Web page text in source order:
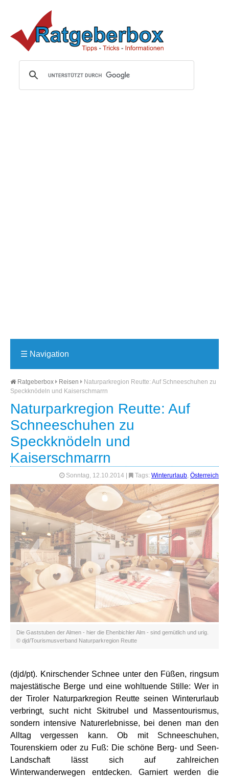
☰ Navigation
Ratgeberbox Reisen
Naturparkregion Reutte: Auf Schneeschuhen zu
Speckknödeln und Kaiserschmarrn
Naturparkregion Reutte: Auf
Schneeschuhen zu
Speckknödeln und
Kaiserschmarrn
Sonntag, 12.10.2014 Tags: Winterurlaub, Österreich
Die Gaststuben der Almen - hier die Ehenbichler Alm - sind gemütlich und urig.
© djd/Tourismusverband Naturparkregion Reutte
❮ ❯
(djd/pt). Knirschender Schnee unter den Füßen, ringsum
majestätische Berge und eine wohltuende Stille: Wer in
der Tiroler Naturparkregion Reutte seinen Winterurlaub
verbringt, sucht nicht Skitrubel und Massentourismus,
sondern intensive Naturerlebnisse, bei denen man den
Alltag vergessen kann. Ob mit Schneeschuhen,
Tourenskiern oder zu Fuß: Die schöne Berg- und Seen-
Landschaft lässt sich auf zahlreichen
Winterwanderwegen entdecken. Garniert werden die